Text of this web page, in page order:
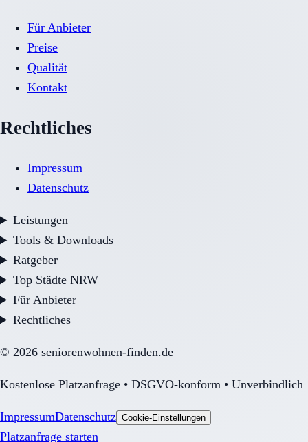
Für Anbieter
Preise
Qualität
Kontakt
Rechtliches
Impressum
Datenschutz
Leistungen
Tools & Downloads
Ratgeber
Top Städte NRW
Für Anbieter
Rechtliches
© 2026 seniorenwohnen-finden.de
Kostenlose Platzanfrage • DSGVO-konform • Unverbindlich
ImpressumDatenschutz Cookie-Einstellungen
Platzanfrage starten